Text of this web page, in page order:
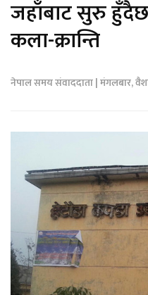
जहाँबाट सुरु
कला-क्रान्ति
नेपाल समय संवाददाता | मंगलबार,